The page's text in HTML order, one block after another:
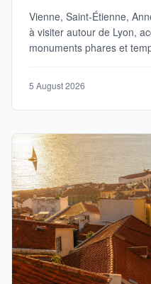
Vienne, Saint-Étienne,
à visiter autour de Lyon,
monuments phares et
5 August 2026